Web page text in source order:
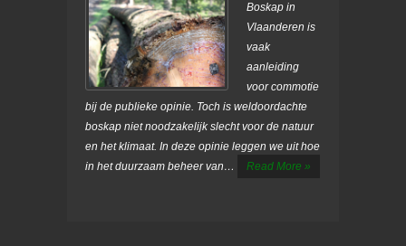
Boskap in
Vlaanderen is
vaak
aanleiding
voor commotie
bij de publieke opinie. Toch is weldoordachte
boskap niet noodzakelijk slecht voor de natuur
en het klimaat. In deze opinie leggen we uit hoe
in het duurzaam beheer van…
Read More »